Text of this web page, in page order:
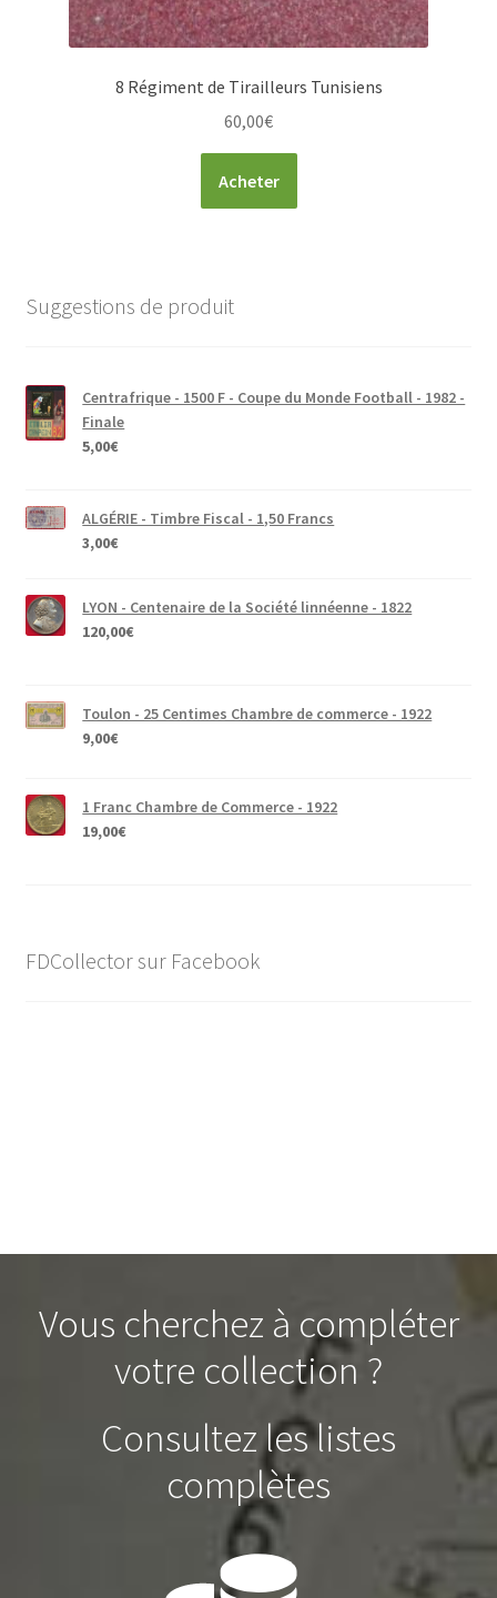
8 Régiment de Tirailleurs Tunisiens
60,00€
Acheter
Suggestions de produit
Centrafrique - 1500 F - Coupe du Monde Football - 1982 -
Finale
5,00€
ALGÉRIE - Timbre Fiscal - 1,50 Francs
3,00€
LYON - Centenaire de la Société linnéenne - 1822
120,00€
Toulon - 25 Centimes Chambre de commerce - 1922
9,00€
1 Franc Chambre de Commerce - 1922
19,00€
FDCollector sur Facebook
Vous cherchez à compléter
votre collection ?
Consultez les listes
complètes